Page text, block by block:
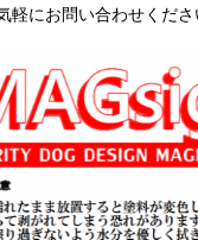
軽にお問い合わせくださ